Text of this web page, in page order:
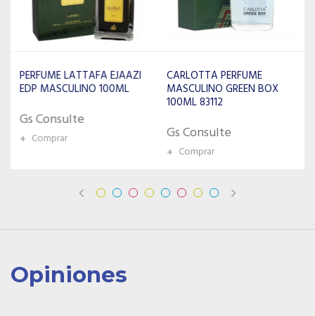
CARLOTTA PERFUME
MASCULINO GREEN BOX
Gs Consulte
PERFUME AL WATANIAH
KENZ AL MALIK EDP
MASCULINO 100ML
Gs Consulte
+ Comprar
Opiniones